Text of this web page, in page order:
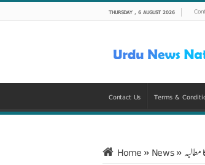
THURSDAY , 6 AUGUST 2026
Contact Us Terms &
Home » News»